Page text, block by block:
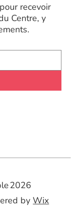
2026
by Wix
pour recevoir
Centre, y